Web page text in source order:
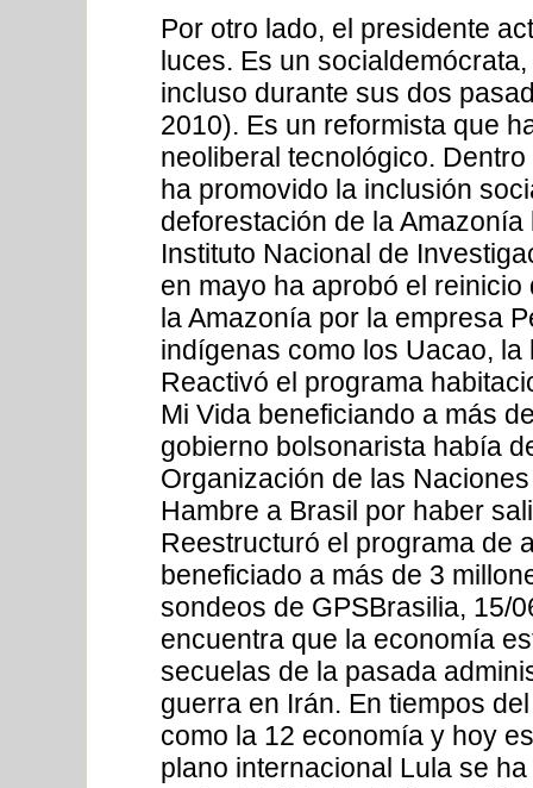
Por otro lado, el presidente
luces. Es un
incluso durante sus dos
2010). Es un reformista que
neoliberal tecnológico.
ha promovido la inclusión
deforestación de la
Instituto Nacional de
en mayo ha aprobó el
la Amazonía por la empresa
indígenas como los Uacao,
Reactivó el programa
Mi Vida beneficiando a más
gobierno bolsonarista había
Organización de las
Hambre a Brasil por haber
Reestructuró el programa de
beneficiado a más de 3
sondeos de GPSBrasilia, 15/
encuentra que la economía
secuelas de la pasada
guerra en Irán. En tiempos
como la 12 economía y hoy
plano internacional Lula se